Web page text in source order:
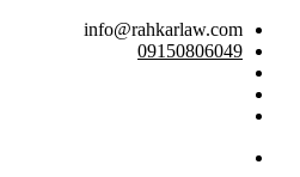
info@rahkarlaw.com
09150806049